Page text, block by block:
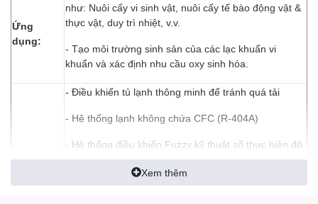
Ứng
dụng:
như: Nuôi cấy vi sinh vật, nuôi cấy tế bào động vật &
thực vật, duy trì nhiệt, v.v.
- Tạo môi trường sinh sản của các lạc khuẩn vi
khuẩn và xác định nhu cầu oxy sinh hóa.
- Điều khiển tủ lạnh thông minh để tránh quá tải
- Hệ thống lạnh không chứa CFC (R-404A)
- Hệ thống điều khiển Fuzzy kỹ thuật số thực hiện độ
chính xác nhiệt độ vượt trội
- Bộ điều khiển Smart-LabTM, Bảo hiểm PL (Trách
Xem thêm